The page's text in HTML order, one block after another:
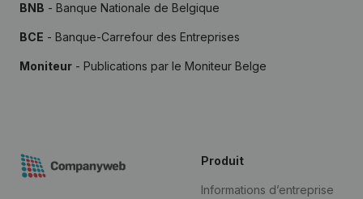
BNB - Banque Nationale de Belgique
BCE - Banque-Carrefour des Entreprises
Moniteur - Publications par le Moniteur Belge
Produit
Informations d’entreprise